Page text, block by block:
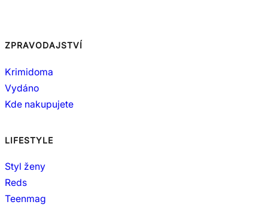
ZPRAVODAJSTVÍ
Krimidoma
Vydáno
Kde nakupujete
LIFESTYLE
Styl ženy
Reds
Teenmag